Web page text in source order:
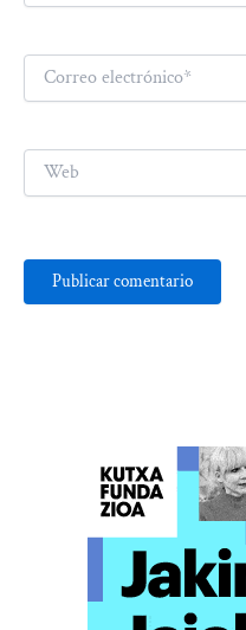
Correo
electrónico*
Web